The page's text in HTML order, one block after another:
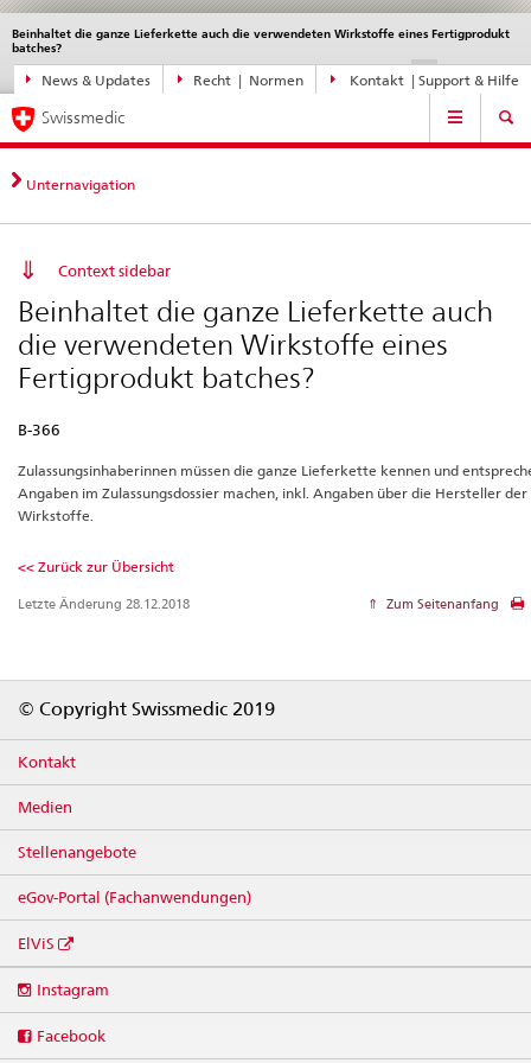
Direktnavigation
News,
Rechtsgrundlagen,
Kontakt
News & Updates Recht | Normen Kontakt | Support & Hilfe
Beinhaltet die ganze Lieferkette auch die verwendeten Wirkstoffe eines Fertigprodukt
batches?
Sprachwahl
DE disabled
IT EN
Service
navigation
Hauptnavigation
Swissmedic
Unternavigation
Context sidebar
Beinhaltet die ganze Lieferkette auch
die verwendeten Wirkstoffe eines
Fertigprodukt batches?
B-366
Zulassungsinhaberinnen müssen die ganze Lieferkette kennen und
Angaben im Zulassungsdossier machen, inkl. Angaben über die Hersteller der
Wirkstoffe.
<< Zurück zur Übersicht
Letzte Änderung 28.12.2018 Zum Seitenanfang
© Copyright Swissmedic 2019
Kontakt
Medien
Stellenangebote
eGov-Portal (Fachanwendungen)
ElViS
media
Instagram
Facebook